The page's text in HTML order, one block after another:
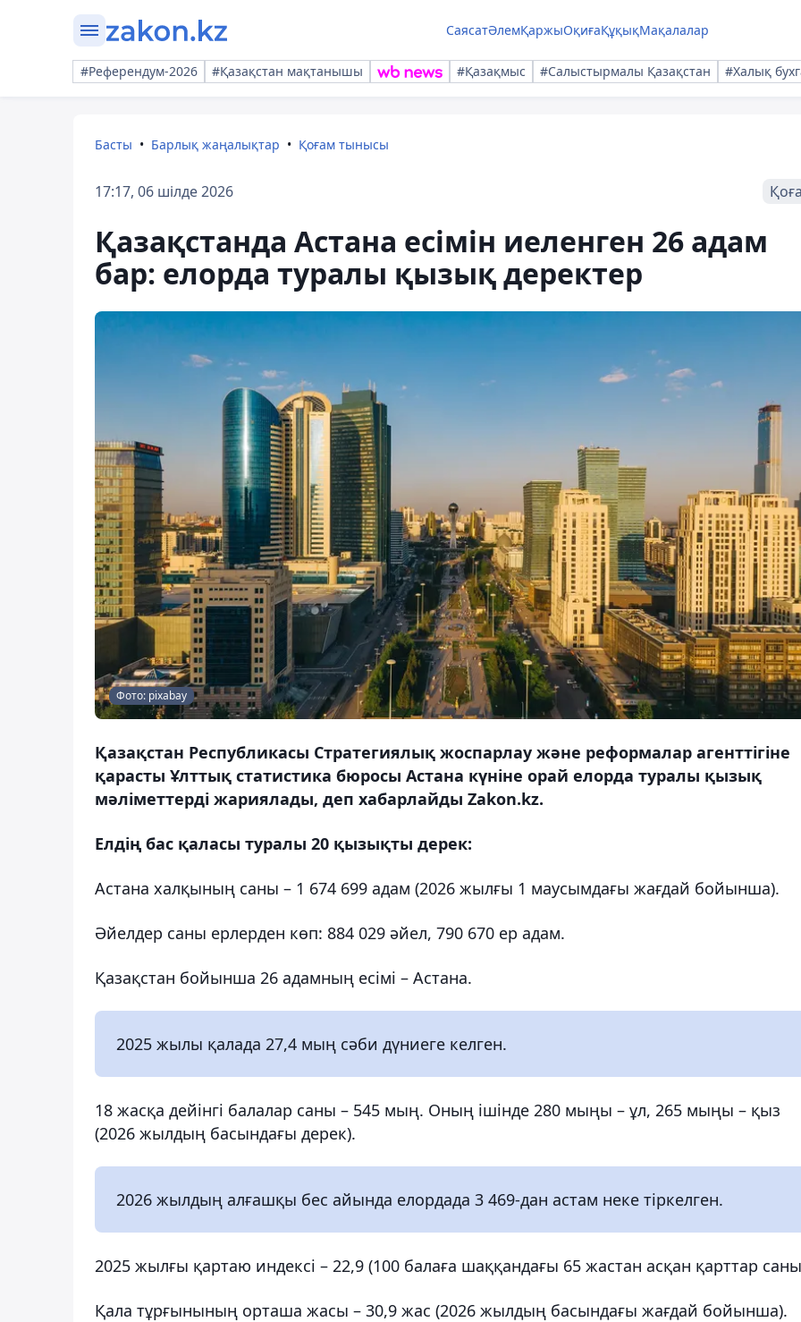
СаясатӘлемҚаржыОқиғаҚұқықМақалалар
#Референдум-2026 #Қазақстан мақтанышы #Қазақмыс #Салыстырмалы Қазақстан #Халық
Басты Барлық жаңалықтар Қоғам тынысы
17:17, 06 шілде 2026
Қазақстанда Астана есімін иеленген 26 адам
бар: елорда туралы қызық деректер
Фото: pixabay
Қазақстан Республикасы Стратегиялық жоспарлау және реформалар агенттігіне
қарасты Ұлттық статистика бюросы Астана күніне орай елорда туралы қызық
мәліметтерді жариялады, деп хабарлайды Zakon.kz.
Елдің бас қаласы туралы 20 қызықты дерек:
Астана халқының саны – 1 674 699 адам (2026 жылғы 1 маусымдағы жағдай бойынша).
Әйелдер саны ерлерден көп: 884 029 әйел, 790 670 ер адам.
Қазақстан бойынша 26 адамның есімі – Астана.
2025 жылы қалада 27,4 мың сәби дүниеге келген.
18 жасқа дейінгі балалар саны – 545 мың. Оның ішінде 280 мыңы – ұл, 265 мыңы – қыз
(2026 жылдың басындағы дерек).
2026 жылдың алғашқы бес айында елордада 3 469-дан астам неке тіркелген.
2025 жылғы қартаю индексі – 22,9 (100 балаға шаққандағы 65 жастан асқан қарттар
Қала тұрғынының орташа жасы – 30,9 жас (2026 жылдың басындағы жағдай бойынша).